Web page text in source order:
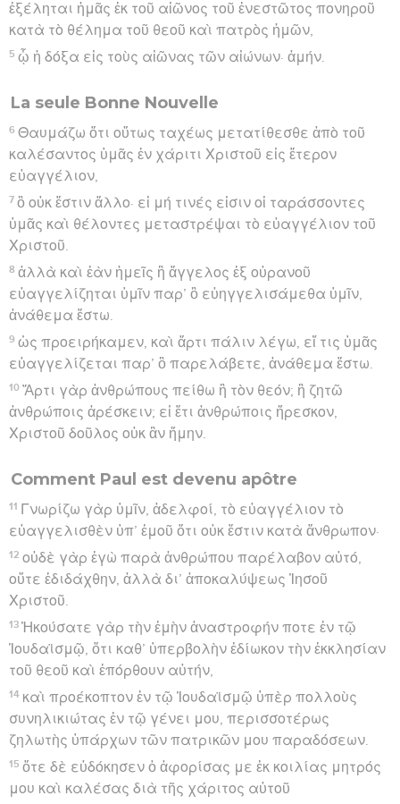
ἐξέληται ἡμᾶς ἐκ τοῦ αἰῶνος τοῦ ἐνεστῶτος πονηροῦ
κατὰ τὸ θέλημα τοῦ θεοῦ καὶ πατρὸς ἡμῶν,
5 ᾧ ἡ δόξα εἰς τοὺς αἰῶνας τῶν αἰώνων· ἀμήν.
La seule Bonne Nouvelle
6 Θαυμάζω ὅτι οὕτως ταχέως μετατίθεσθε ἀπὸ τοῦ
καλέσαντος ὑμᾶς ἐν χάριτι Χριστοῦ εἰς ἕτερον
εὐαγγέλιον,
7 ὃ οὐκ ἔστιν ἄλλο· εἰ μή τινές εἰσιν οἱ ταράσσοντες
ὑμᾶς καὶ θέλοντες μεταστρέψαι τὸ εὐαγγέλιον τοῦ
Χριστοῦ.
8 ἀλλὰ καὶ ἐὰν ἡμεῖς ἢ ἄγγελος ἐξ οὐρανοῦ
εὐαγγελίζηται ὑμῖν παρ’ ὃ εὐηγγελισάμεθα ὑμῖν,
ἀνάθεμα ἔστω.
9 ὡς προειρήκαμεν, καὶ ἄρτι πάλιν λέγω, εἴ τις ὑμᾶς
εὐαγγελίζεται παρ’ ὃ παρελάβετε, ἀνάθεμα ἔστω.
10 Ἄρτι γὰρ ἀνθρώπους πείθω ἢ τὸν θεόν; ἢ ζητῶ
ἀνθρώποις ἀρέσκειν; εἰ ἔτι ἀνθρώποις ἤρεσκον,
Χριστοῦ δοῦλος οὐκ ἂν ἤμην.
Comment Paul est devenu apôtre
11 Γνωρίζω γὰρ ὑμῖν, ἀδελφοί, τὸ εὐαγγέλιον τὸ
εὐαγγελισθὲν ὑπ’ ἐμοῦ ὅτι οὐκ ἔστιν κατὰ ἄνθρωπον·
12 οὐδὲ γὰρ ἐγὼ παρὰ ἀνθρώπου παρέλαβον αὐτό,
οὔτε ἐδιδάχθην, ἀλλὰ δι’ ἀποκαλύψεως Ἰησοῦ
Χριστοῦ.
13 Ἠκούσατε γὰρ τὴν ἐμὴν ἀναστροφήν ποτε ἐν τῷ
Ἰουδαϊσμῷ, ὅτι καθ’ ὑπερβολὴν ἐδίωκον τὴν ἐκκλησίαν
τοῦ θεοῦ καὶ ἐπόρθουν αὐτήν,
14 καὶ προέκοπτον ἐν τῷ Ἰουδαϊσμῷ ὑπὲρ πολλοὺς
συνηλικιώτας ἐν τῷ γένει μου, περισσοτέρως
ζηλωτὴς ὑπάρχων τῶν πατρικῶν μου παραδόσεων.
15 ὅτε δὲ εὐδόκησεν ὁ ἀφορίσας με ἐκ κοιλίας μητρός
μου καὶ καλέσας διὰ τῆς χάριτος αὐτοῦ